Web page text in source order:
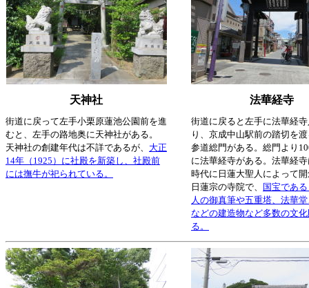
天神社 法華経寺
街道に戻って左手小栗原蓮池公園前を進
むと、左手の路地奥に天神社がある。
天神社の創建年代は不詳であるが、 大正
14年（1925）に社殿を新築し、社殿前
には撫牛が祀られている。
街道に戻ると左手に法華経
り、京成中山駅前の踏切を
参道総門がある。総門より
に法華経寺がある。法華経
時代に日蓮大聖人によって
日蓮宗の寺院で、
国宝であ
人の御真筆や五重塔、法華
などの建造物など多数の文
る。